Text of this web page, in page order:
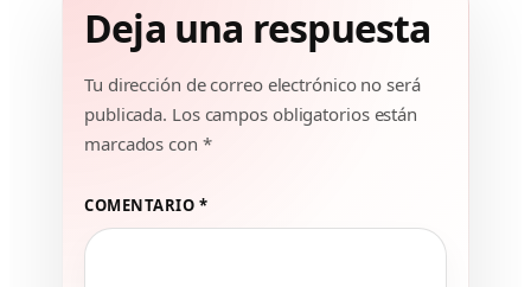
Deja una respuesta
Tu dirección de correo electrónico no será
publicada. Los campos obligatorios están
marcados con *
COMENTARIO *